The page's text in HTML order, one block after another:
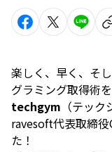
楽しく、早く、そ
グラミング取得術
techgym （テック
ravesoft代表取締
た！